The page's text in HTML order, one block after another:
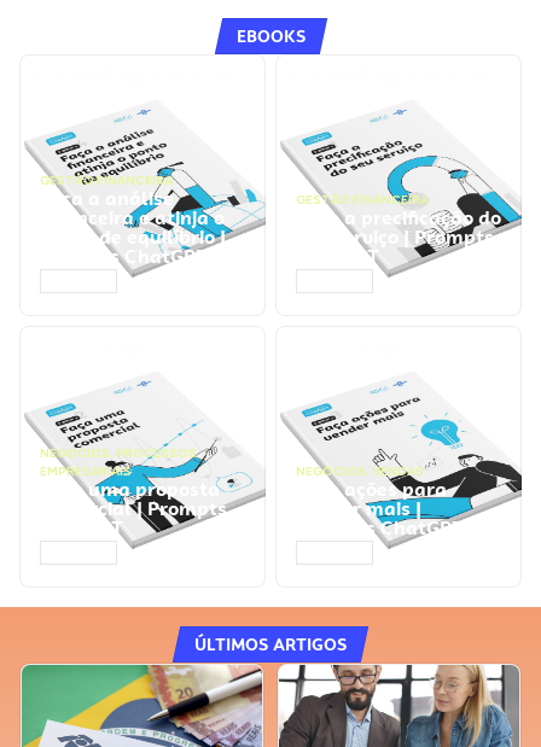
EBOOKS
GESTÃO FINANCEIRA
Faça a análise
financeira e atinja o
ponto de equilíbrio |
Prompts ChatGPT
GESTÃO FINANCEIRA
Faça a precificação do
seu serviço | Prompts
ChatGPT
NEGÓCIOS, PROCESSOS
EMPRESARIAIS
Faça uma proposta
comercial | Prompts
ChatGPT
NEGÓCIOS, VENDAS
Faça ações para
vender mais |
Prompts ChatGPT
ÚLTIMOS ARTIGOS